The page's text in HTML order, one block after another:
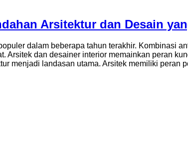
Arsitektur dan Desain
dalam beberapa tahun terakhir. Kombinasi
Arsitek dan desainer interior memainkan peran
menjadi landasan utama. Arsitek memiliki peran